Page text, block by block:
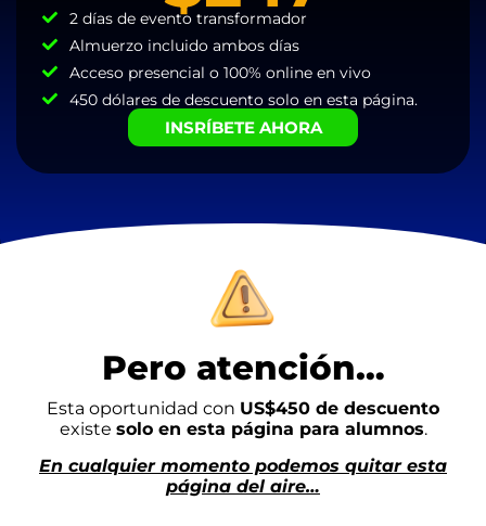
2 días de evento transformador
Almuerzo incluido ambos días
Acceso presencial o 100% online en vivo
450 dólares de descuento solo en esta página.
INSRÍBETE AHORA
Pero atención…
Esta oportunidad con US$450 de descuento
existe solo en esta página para alumnos.
En cualquier momento podemos quitar esta
página del aire…